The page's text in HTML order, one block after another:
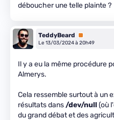
déboucher une telle plainte ?
TeddyBeard
Premium
Le 13/03/2024 à 20h49
Il y a eu la même procédure
Almerys.
Cela ressemble surtout à un
résultats dans/dev/null(où
du grand débat et des